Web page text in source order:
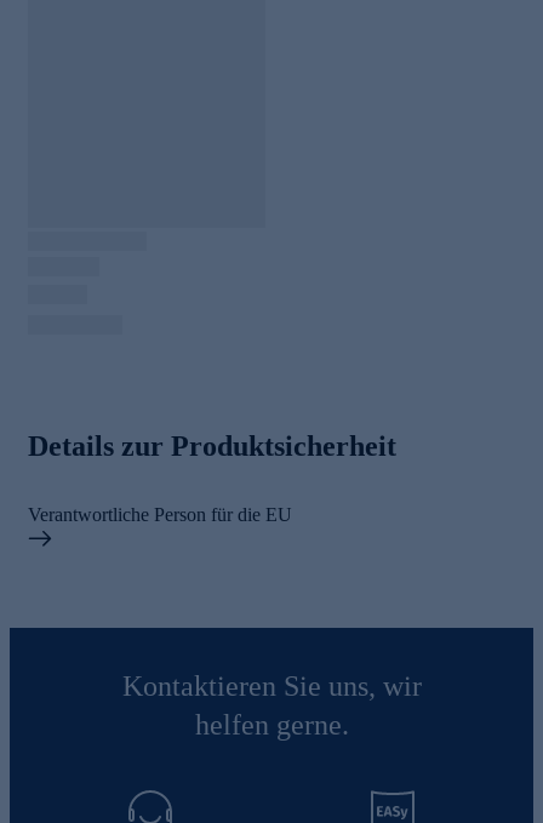
Details zur Produktsicherheit
Verantwortliche Person für die EU
Kontaktieren Sie uns, wir
helfen gerne.